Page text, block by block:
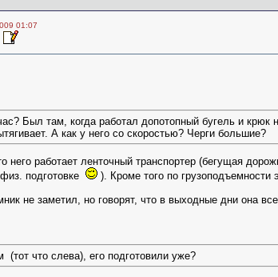
01:07
Был там, когда работал допотопный бугель и крюк
А как у него со скоростью? Черги большие?
него работает ленточный транспортер (бегущая
подготовке
). Кроме того по грузоподъемности
не заметил, но говорят, что в выходные дни она
(тот что слева), его подготовили уже?